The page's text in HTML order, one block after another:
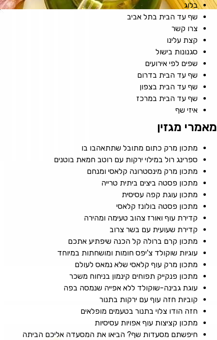
בלוג
שף עד הבית בתל אביב
צרו קשר
קצת עלינו
סגנונות בישול
שפים לפי אירועים
שף עד הבית בדרום
שף עד הבית בצפון
שף עד הבית במרכז
איזי שף
מאמרי מגזין
מתכון מרק כתום מתובל שתתאהבו בו
ספרינג רול במילוי ירקות עם רוטב חמאת בוטנים
מתכון מרק מינסטרונה קלאסי ומנחם
מתכון פסטה ביצים ביתית טרייה
מתכון עוגת קפה עסיסית
מתכון פסטה בולונז קלאסי
קדירת עוף ואורז צהוב טעימה ומהירה
קדירת שעועית עם בשר צרוב
מתכון קרם ברולה קל הכנה שיפתיע אתכם
עוגיות שוקולד צ'יפס חומות ומושחתות במיוחד
מתכון מרק עוף קלאסי שלא נמאס לעולם
מתכון פנקייק תפוחים קינמון בניחוח משכר
עוגת גבינה-שוקולד ללא אפייה שנמסה בפה
קוביות חזה עוף עם ירקות בתנור
חזה הודו צלוי בתנור בטעמים מופלאים
מתכון קציצות עוף אפויות עסיסיות
חיפשתם מסעדות שף? הביאו את המסעדה אליכם הביתה